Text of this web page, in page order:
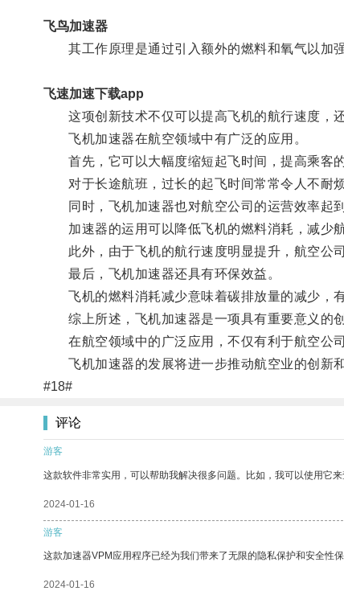
飞鸟加速器
其工作原理是通过引入额外的燃料和氧气以加强
飞速加速下载app
这项创新技术不仅可以提高飞机的航行速度，还
飞机加速器在航空领域中有广泛的应用。
首先，它可以大幅度缩短起飞时间，提高乘客的
对于长途航班，过长的起飞时间常常令人不耐烦
同时，飞机加速器也对航空公司的运营效率起到
加速器的运用可以降低飞机的燃料消耗，减少航
此外，由于飞机的航行速度明显提升，航空公司
最后，飞机加速器还具有环保效益。
飞机的燃料消耗减少意味着碳排放量的减少，有
综上所述，飞机加速器是一项具有重要意义的创
在航空领域中的广泛应用，不仅有利于航空公司
飞机加速器的发展将进一步推动航空业的创新和
#18#
评论
游客
这款软件非常实用，可以帮助我解决很多问题。比如，我可以使用它来
2024-01-16
游客
这款加速器VPM应用程序已经为我们带来了无限的隐私保护和安全性保
2024-01-16